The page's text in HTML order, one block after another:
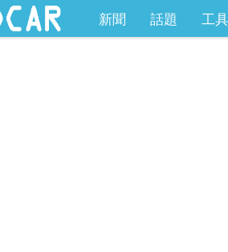
新聞 話題 工具